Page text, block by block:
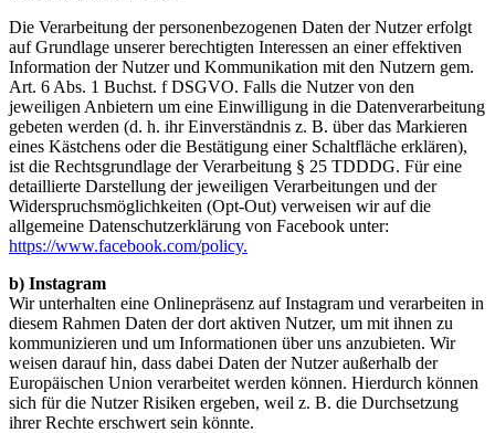
Die Verarbeitung der personenbezogenen Daten der Nutzer erfolgt
auf Grundlage unserer berechtigten Interessen an einer effektiven
Information der Nutzer und Kommunikation mit den Nutzern gem.
Art. 6 Abs. 1 Buchst. f DSGVO. Falls die Nutzer von den
jeweiligen Anbietern um eine Einwilligung in die Datenverarbeitung
gebeten werden (d. h. ihr Einverständnis z. B. über das Markieren
eines Kästchens oder die Bestätigung einer Schaltfläche erklären),
ist die Rechtsgrundlage der Verarbeitung § 25 TDDDG. Für eine
detaillierte Darstellung der jeweiligen Verarbeitungen und der
Widerspruchsmöglichkeiten (Opt-Out) verweisen wir auf die
allgemeine Datenschutzerklärung von Facebook unter:
https://www.facebook.com/policy.
b) Instagram
Wir unterhalten eine Onlinepräsenz auf Instagram und verarbeiten in
diesem Rahmen Daten der dort aktiven Nutzer, um mit ihnen zu
kommunizieren und um Informationen über uns anzubieten. Wir
weisen darauf hin, dass dabei Daten der Nutzer außerhalb der
Europäischen Union verarbeitet werden können. Hierdurch können
sich für die Nutzer Risiken ergeben, weil z. B. die Durchsetzung
ihrer Rechte erschwert sein könnte.